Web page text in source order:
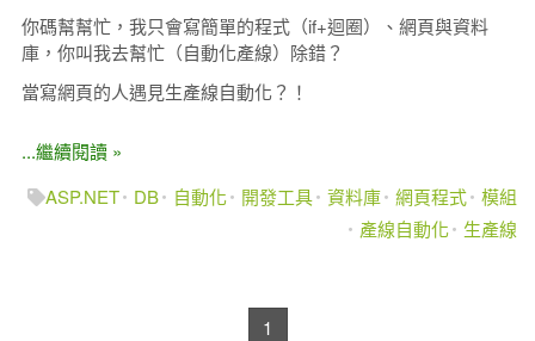
你碼幫幫忙，我只會寫簡單的程式（if+迴圈）、網頁與資料
庫，你叫我去幫忙（自動化產線）除錯？
當寫網頁的人遇見生產線自動化？！
...繼續閱讀 »
ASP.NET
DB 自動化 開發工具 資料庫 網頁程式 模組
產線自動化
生產線
1